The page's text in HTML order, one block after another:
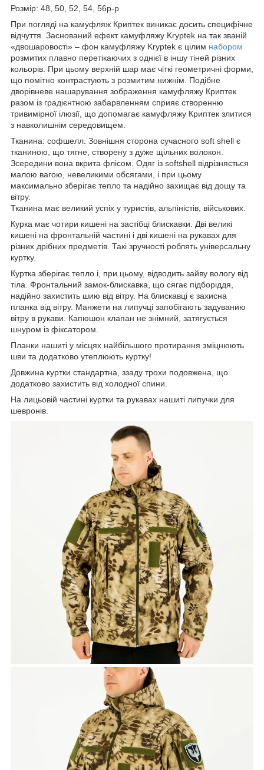
Розмір: 48, 50, 52, 54, 56р-р
При погляді на камуфляж Криптек виникає досить специфічне
відчуття. Заснований ефект камуфляжу Kryptek на так званій
«двошаровості» – фон камуфляжу Kryptek є цілим набором
розмитих плавно перетікаючих з однієї в іншу тіней різних
кольорів. При цьому верхній шар має чіткі геометричні форми,
що помітно контрастують з розмитим нижнім. Подібне
дворівневе нашарування зображення камуфляжу Криптек
разом із градієнтною забарвленням сприяє створенню
тривимірної ілюзії, що допомагає камуфляжу Криптек злитися
з навколишнім середовищем.
Тканина: софшелл. Зовнішня сторона сучасного soft shell є
тканиною, що тягне, створену з дуже щільних волокон.
Зсередини вона вкрита флісом. Одяг із softshell відрізняється
малою вагою, невеликими обсягами, і при цьому
максимально зберігає тепло та надійно захищає від дощу та
вітру.
Тканина має великий успіх у туристів, альпіністів, військових.
Курка має чотири кишені на застібці блискавки. Дві великі
кишені на фронтальній частині і дві кишені на рукавах для
різних дрібних предметів. Такі зручності роблять універсальну
куртку.
Куртка зберігає тепло і, при цьому, відводить зайву вологу від
тіла. Фронтальний замок-блискавка, що сягає підборіддя,
надійно захистить шию від вітру. На блискавці є захисна
планка від вітру. Манжети на липучці запобігають задуванию
вітру в рукави. Капюшон клапан не знімний, затягується
шнуром із фіксатором.
Планки нашиті у місцях найбільшого протирання зміцнюють
шви та додатково утеплюють куртку!
Довжина куртки стандартна, ззаду трохи подовжена, що
додатково захистить від холодної спини.
На лицьовій частині куртки та рукавах нашиті липучки для
шевронів.